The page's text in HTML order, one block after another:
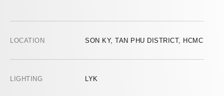
LOCATION SON KY, TAN PHU DISTRICT, HCMC
LIGHTING LYK